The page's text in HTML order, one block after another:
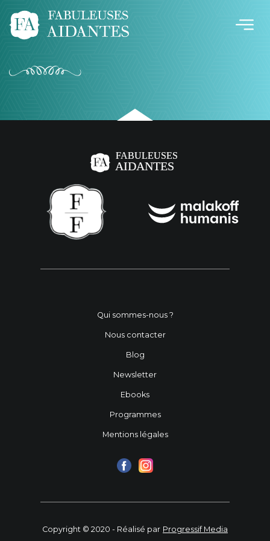
Qui sommes-nous ?
Nous contacter
Blog
Newsletter
Ebooks
Programmes
Mentions légales
Copyright © 2020 - Réalisé par Progressif Media